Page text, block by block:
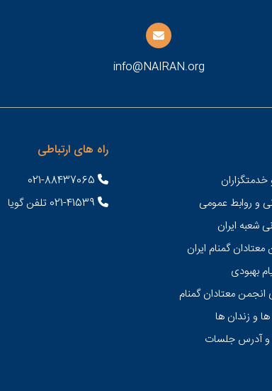
info@NAIRAN.org
و روابط عمومی
شعبه ايران
گمنام ایران
بهبودی
انجمن معتادان گمنام
و زندان ها
آدرس جلسات
راه های ارتباطی